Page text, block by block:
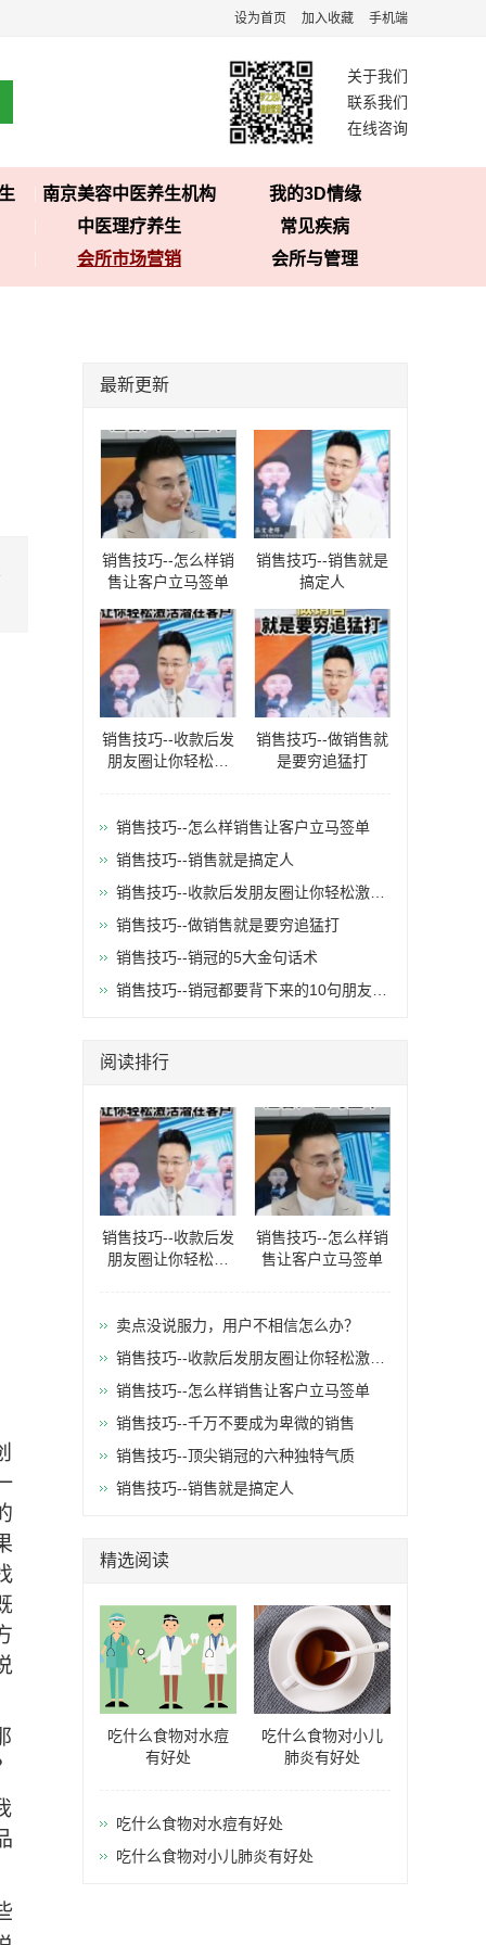
设为首页 加入收藏 手机端
关于我们
联系我们
在线咨询
南京美容中医养生机构
我的3D情缘
中医理疗养生
常见疾病
会所市场营销 会所与管理
最新更新
销售技巧--怎么样销
售让客户立马签单
销售技巧--销售就是
搞定人
销售技巧--收款后发
朋友圈让你轻松激
销售技巧--做销售就
是要穷追猛打
销售技巧--怎么样销售让客户立马签单
销售技巧--销售就是搞定人
销售技巧--收款后发朋友圈让你轻松激活
潜在客户
销售技巧--做销售就是要穷追猛打
销售技巧--销冠的5大金句话术
销售技巧--销冠都要背下来的10句朋友圈
阅读排行
销售技巧--收款后发
朋友圈让你轻松激
销售技巧--怎么样销
售让客户立马签单
卖点没说服力，用户不相信怎么办？
销售技巧--收款后发朋友圈让你轻松激活
潜在客户
销售技巧--怎么样销售让客户立马签单
销售技巧--千万不要成为卑微的销售
销售技巧--顶尖销冠的六种独特气质
销售技巧--销售就是搞定人
精选阅读
吃什么食物对水痘
有好处
吃什么食物对小儿
肺炎有好处
吃什么食物对水痘有好处
吃什么食物对小儿肺炎有好处